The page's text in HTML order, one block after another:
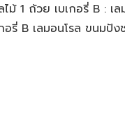
1 ถ้วย เบเกอรี่ B : เล
รี่ B เลมอนโรล ขนมปัง